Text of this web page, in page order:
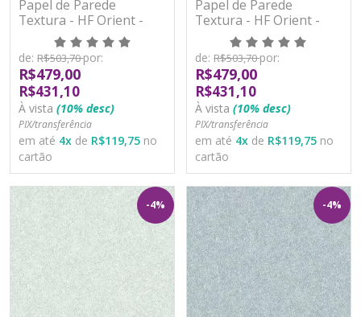
Papel de Parede
Textura - HF Orient -
221233 - Vinílico - TNT
de: R$503,70por:
R$479,00
R$431,10
À vista (10% desc)
PIX/transferência
em até 4x de R$119,75 no
cartão
Papel de Parede
Textura - HF Orient -
221234 - Vinílico - TNT
de: R$503,70por:
R$479,00
R$431,10
À vista (10% desc)
PIX/transferência
em até 4x de R$119,75 no
cartão
-4% -4%